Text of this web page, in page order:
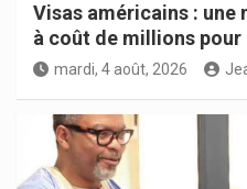
Visas américains :
à coût de millions
mardi, 4 août, 2026